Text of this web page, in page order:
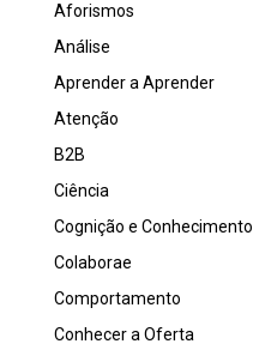
Aforismos
Análise
Aprender a Aprender
Atenção
B2B
Ciência
Cognição e Conhecimento
Colaborae
Comportamento
Conhecer a Oferta